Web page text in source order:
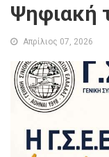
Ψηφιακή
Απρίλιος 07, 2026